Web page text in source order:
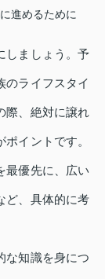
進めるために
しましょう。予
のライフスタイ
際、絶対に譲れ
イントです。
最優先に、広い
ど、具体的に考
な知識を身につ